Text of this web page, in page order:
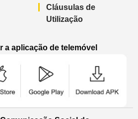
Cláusulas de
Utilização
a aplicação de telemóvel